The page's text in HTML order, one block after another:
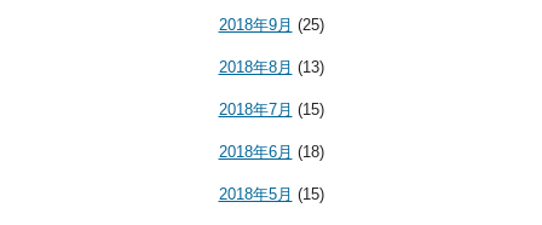
2018年9月 (25)
2018年8月 (13)
2018年7月 (15)
2018年6月 (18)
2018年5月 (15)